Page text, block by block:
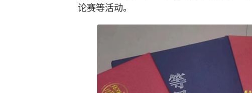
论赛等活动。